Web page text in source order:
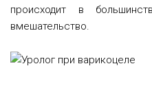
происходит в
вмешательство.